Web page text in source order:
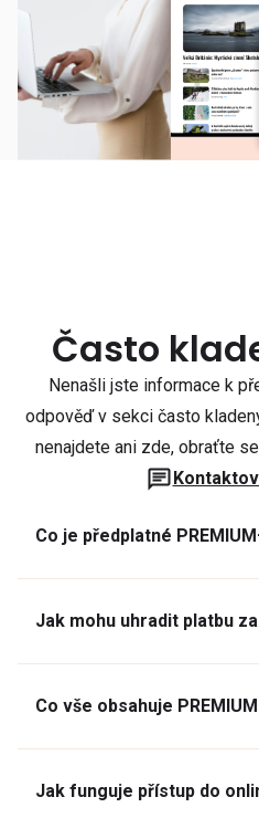
Často
Nenašli jste informace k
odpověď v sekci často
nenajdete ani zde, obraťte
Co je předplatné
Jak mohu uhradit platbu
Co vše obsahuje
Jak funguje přístup do